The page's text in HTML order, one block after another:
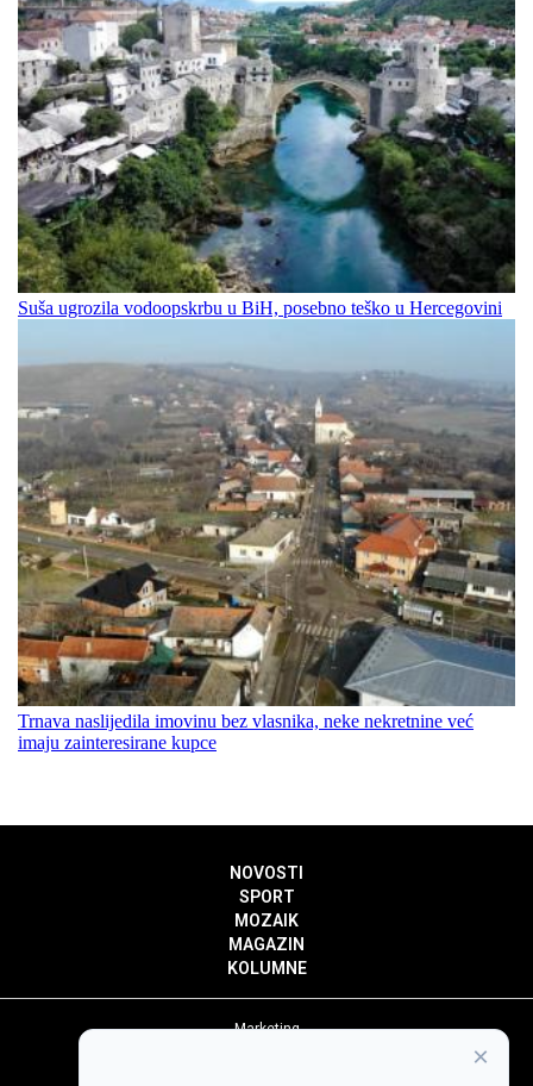
Suša ugrozila vodoopskrbu u BiH, posebno teško u Hercegovini
Trnava naslijedila imovinu bez vlasnika, neke nekretnine već
imaju zainteresirane kupce
NOVOSTI
SPORT
MOZAIK
MAGAZIN
KOLUMNE
Marketing
×